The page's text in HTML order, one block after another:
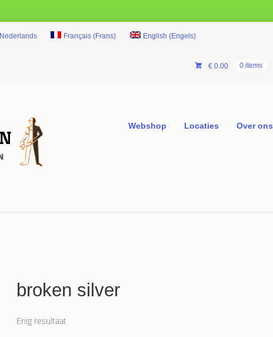
Nederlands Français (Frans) English (Engels)
€0.00 0 items
Webshop Locaties Over ons
broken silver
Enig resultaat